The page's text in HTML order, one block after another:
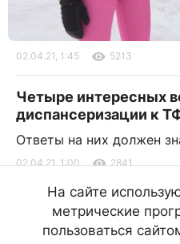
02.04.21, 1:45 5213
Четыре интересных
диспансеризации к
Ответы на них должен
02.04.21, 1:00 2841
Бурятию накроет снег
В некоторых районах
На сайте
метрические
пользоваться